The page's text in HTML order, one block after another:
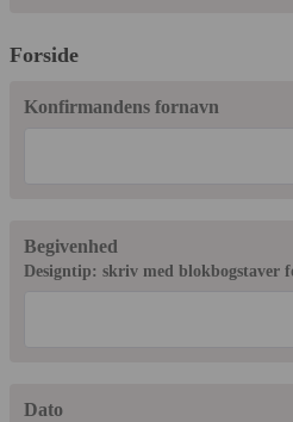
Forside
Konfirmandens fornavn
Begivenhed
Designtip: skriv med blokbogstaver
Dato